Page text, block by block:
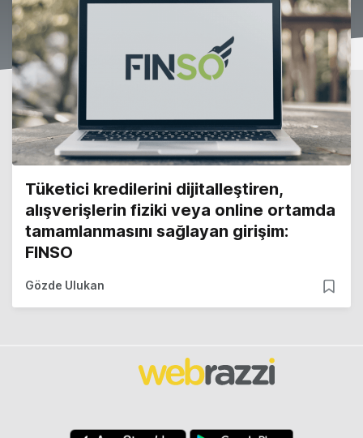
Tüketici kredilerini dijitalleştiren,
alışverişlerin fiziki veya online ortamda
tamamlanmasını sağlayan girişim:
FINSO
Gözde Ulukan